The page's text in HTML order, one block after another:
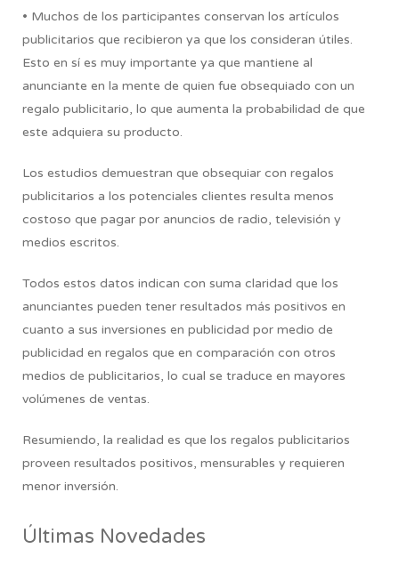
• Muchos de los participantes conservan los artículos
publicitarios que recibieron ya que los consideran útiles.
Esto en sí es muy importante ya que mantiene al
anunciante en la mente de quien fue obsequiado con un
regalo publicitario, lo que aumenta la probabilidad de que
este adquiera su producto.
Los estudios demuestran que obsequiar con regalos
publicitarios a los potenciales clientes resulta menos
costoso que pagar por anuncios de radio, televisión y
medios escritos.
Todos estos datos indican con suma claridad que los
anunciantes pueden tener resultados más positivos en
cuanto a sus inversiones en publicidad por medio de
publicidad en regalos que en comparación con otros
medios de publicitarios, lo cual se traduce en mayores
volúmenes de ventas.
Resumiendo, la realidad es que los regalos publicitarios
proveen resultados positivos, mensurables y requieren
menor inversión.
Últimas Novedades